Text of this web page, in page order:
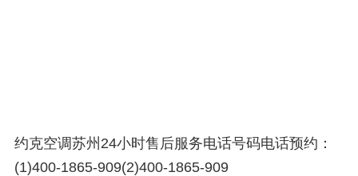
约克空调苏州24小时售后服务电话号码电话预约：
(1)400-1865-909(2)400-1865-909